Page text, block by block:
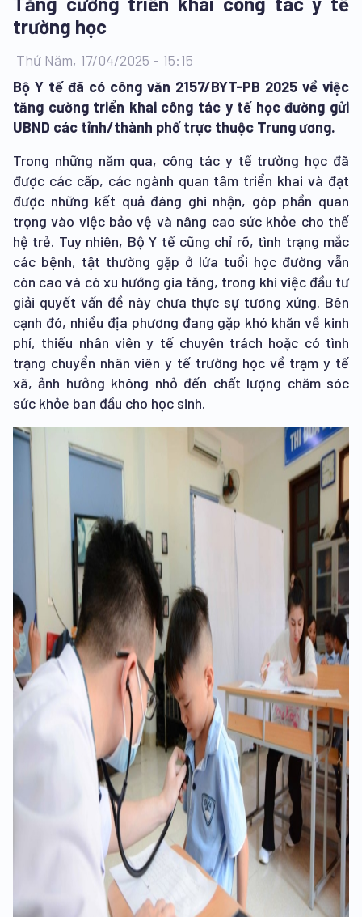
trường học
Thứ Năm, 17/04/2025 - 15:15
Bộ Y tế đã có công văn 2157/BYT-PB 2025 về việc
tăng cường triển khai công tác y tế học đường gửi
UBND các tỉnh/thành phố trực thuộc Trung ương.
Trong những năm qua, công tác y tế trường học đã
được các cấp, các ngành quan tâm triển khai và đạt
được những kết quả đáng ghi nhận, góp phần quan
trọng vào việc bảo vệ và nâng cao sức khỏe cho thế
hệ trẻ. Tuy nhiên, Bộ Y tế cũng chỉ rõ, tình trạng mắc
các bệnh, tật thường gặp ở lứa tuổi học đường vẫn
còn cao và có xu hướng gia tăng, trong khi việc đầu tư
giải quyết vấn đề này chưa thực sự tương xứng. Bên
cạnh đó, nhiều địa phương đang gặp khó khăn về kinh
phí, thiếu nhân viên y tế chuyên trách hoặc có tình
trạng chuyển nhân viên y tế trường học về trạm y tế
xã, ảnh hưởng không nhỏ đến chất lượng chăm sóc
sức khỏe ban đầu cho học sinh.